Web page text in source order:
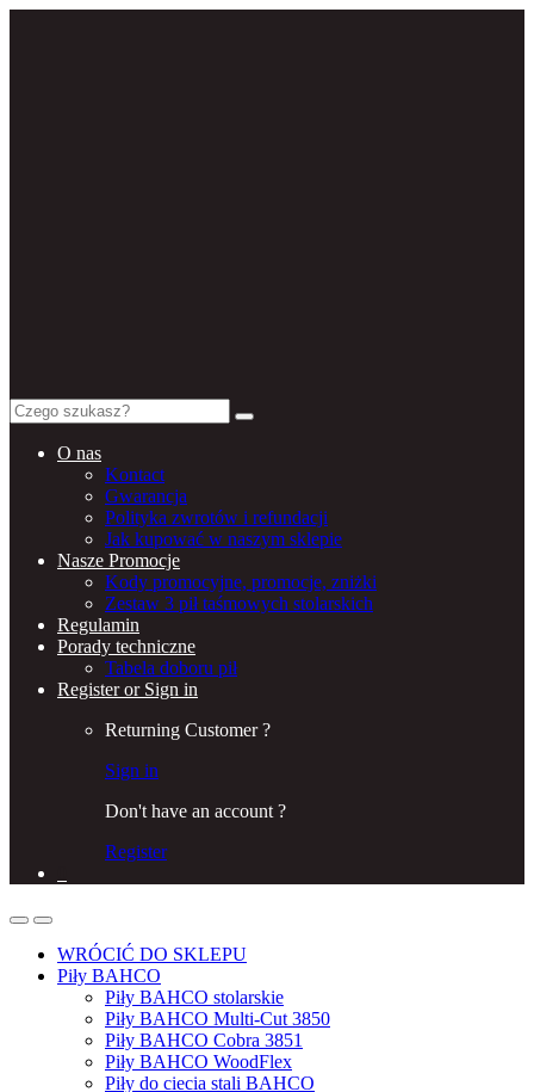
Search
for:
O nas
Kontact
Gwarancja
Polityka zwrotów i refundacji
Jak kupować w naszym sklepie
Nasze Promocje
Kody promocyjne, promocje, zniżki
Zestaw 3 pił taśmowych stolarskich
Regulamin
Porady techniczne
Tabela doboru pił
Register or Sign in
Returning Customer ?
Sign in
Don't have an account ?
Register
WRÓCIĆ DO SKLEPU
Piły BAHCO
Piły BAHCO stolarskie
Piły BAHCO Multi-Cut 3850
Piły BAHCO Cobra 3851
Piły BAHCO WoodFlex
Piły do ciecia stali BAHCO